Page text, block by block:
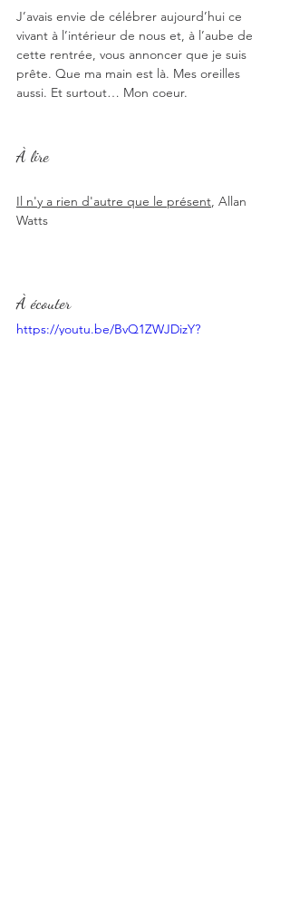
J’avais envie de célébrer aujourd’hui ce
vivant à l’intérieur de nous et, à l’aube de
cette rentrée, vous annoncer que je suis
prête. Que ma main est là. Mes oreilles
aussi. Et surtout… Mon coeur.
À lire
Il n'y a rien d'autre que le présent, Allan
Watts
À écouter
https://youtu.be/BvQ1ZWJDizY?